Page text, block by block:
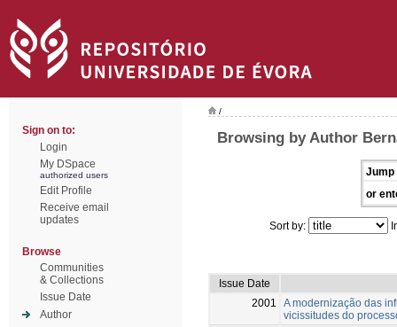
Sign on to:
Login
My DSpace
authorized users
Edit Profile
Receive email
updates
Browse
Communities
& Collections
Issue Date
Author
/
Browsing by Author
Jump
or
Sort by:
Issue Date
2001
A modernização das
vicissitudes do